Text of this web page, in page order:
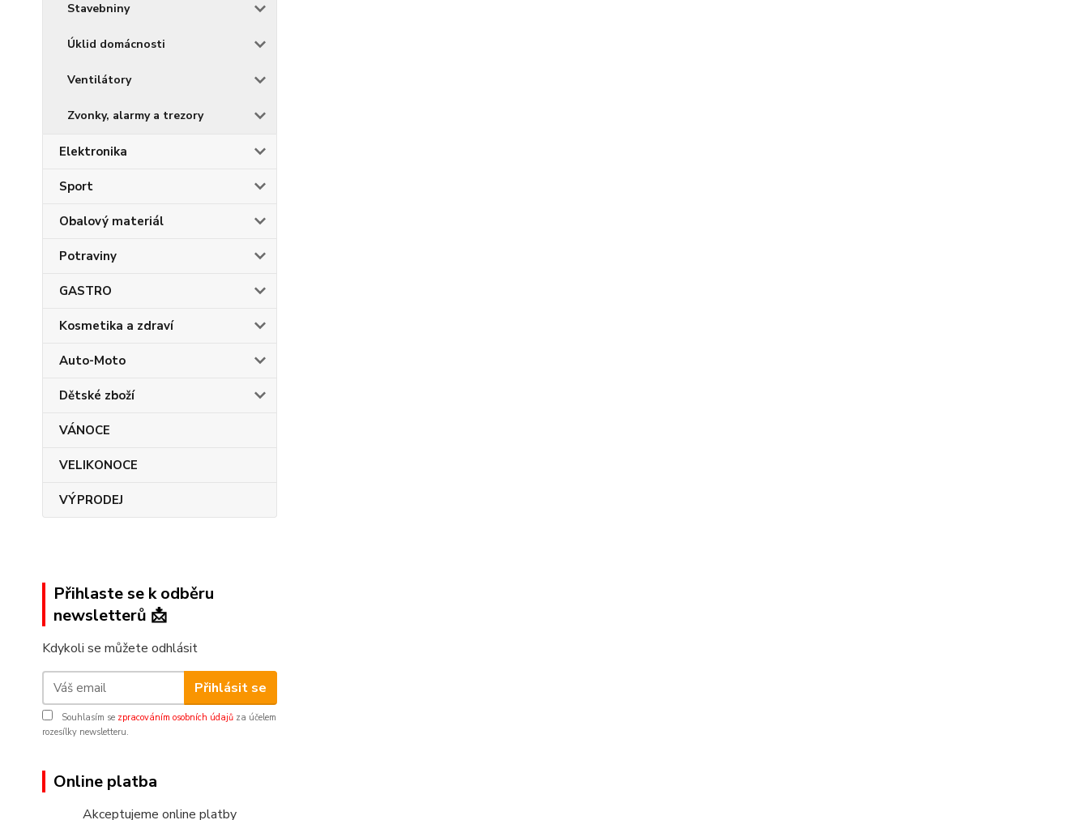
Stavebniny
Úklid domácnosti
Ventilátory
Zvonky, alarmy a trezory
Elektronika
Sport
Obalový materiál
Potraviny
GASTRO
Kosmetika a zdraví
Auto-Moto
Dětské zboží
VÁNOCE
VELIKONOCE
VÝPRODEJ
Přihlaste se k odběru
newsletterů 📩
Kdykoli se můžete odhlásit
Přihlásit se
Souhlasím se zpracováním osobních údajů za účelem
rozesílky newsletteru.
Online platba
Akceptujeme online platby